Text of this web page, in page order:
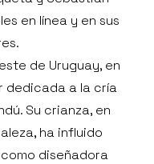
en línea y en sus
de Uruguay, en
dedicada a la cría
Su crianza, en
ha influido
diseñadora